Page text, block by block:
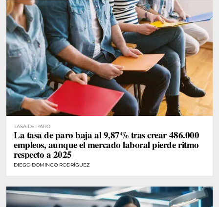
TASA DE PARO
La tasa de paro baja al 9,87% tras crear 486.000
empleos, aunque el mercado laboral pierde ritmo
respecto a 2025
DIEGO DOMINGO RODRÍGUEZ